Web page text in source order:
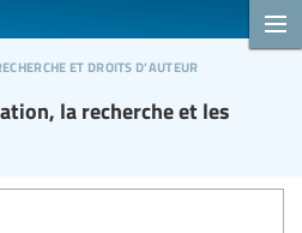
la recherche et les
et droits d’auteur